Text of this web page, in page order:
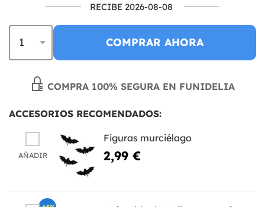
RECIBE 2026-08-08
COMPRAR AHORA
COMPRA 100% SEGURA EN FUNIDELIA
ACCESORIOS RECOMENDADOS:
AÑADIR
Figuras murciélago
2,99 €